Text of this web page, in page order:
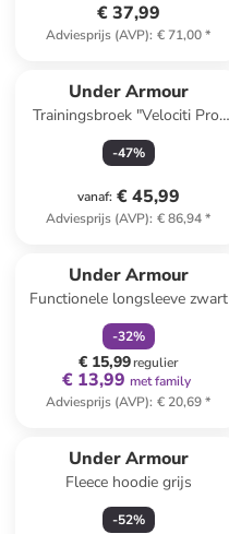
€ 37,99
Adviesprijs (AVP): € 71,00*
Under Armour
Trainingsbroek "Velociti Pro"
donkerblauw
-47%
vanaf: € 45,99
Adviesprijs (AVP): € 86,94*
Under Armour
Functionele longsleeve zwart
-32%
€ 15,99regulier
€ 13,99 met family
Adviesprijs (AVP): € 20,69*
Under Armour
Fleece hoodie grijs
-52%